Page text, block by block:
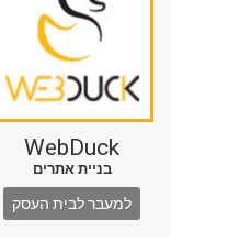
WebDuck
בניית אתרים
למעבר לבית העסק